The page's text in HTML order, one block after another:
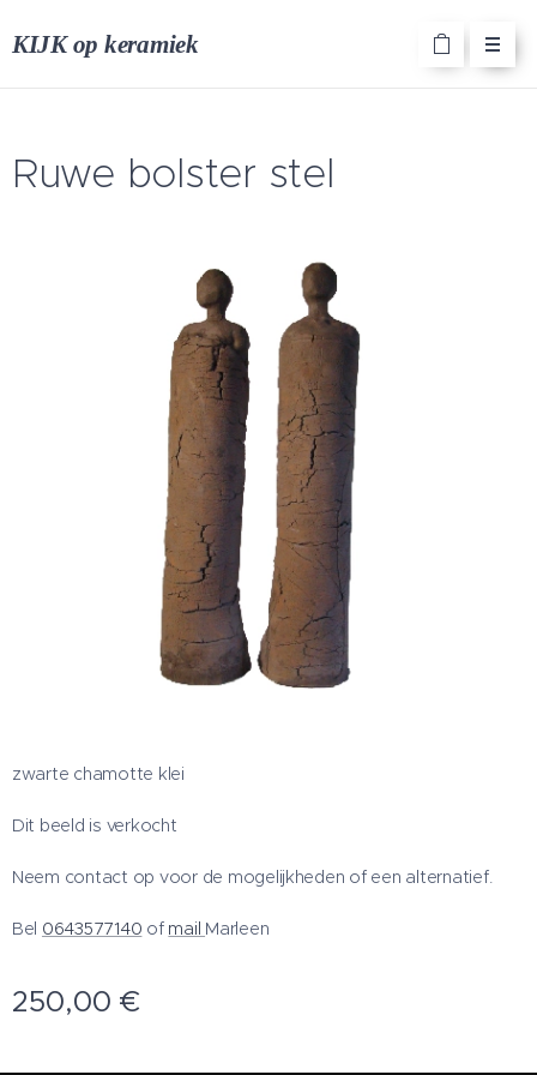
KIJK op keramiek
Ruwe bolster stel
zwarte chamotte klei
Dit beeld is verkocht
Neem contact op voor de mogelijkheden of een alternatief.
Bel 0643577140 of mail Marleen
250,00 €